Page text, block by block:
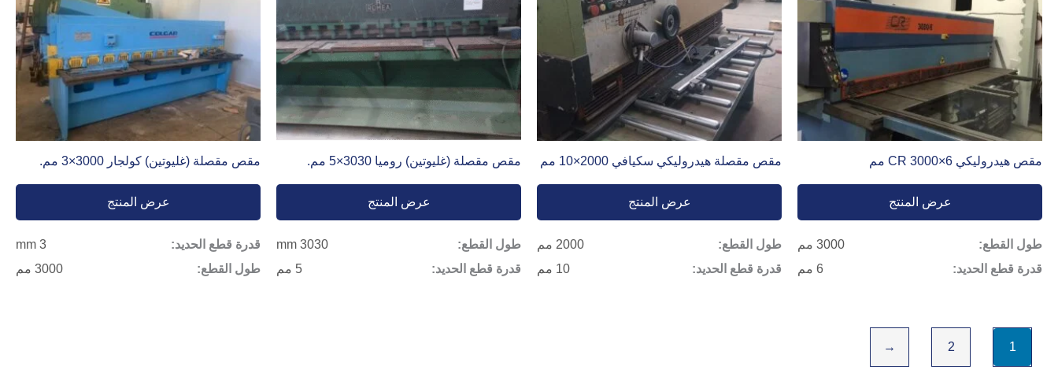
مقص هيدروليكي CR 3000×6 مم
عرض المنتج
طول القطع:
3000 مم
قدرة قطع الحديد:
6 مم
مقص مقصلة هيدروليكي سكيافي 2000×10 مم
عرض المنتج
طول القطع:
2000 مم
قدرة قطع الحديد:
10 مم
مقص مقصلة (غليوتين) روميا 3030×5 مم.
عرض المنتج
طول القطع:
3030 mm
قدرة قطع الحديد:
5 مم
مقص مقصلة (غليوتين) كولجار 3000×3 مم.
عرض المنتج
قدرة قطع الحديد:
3 mm
طول القطع:
3000 مم
1
2
←